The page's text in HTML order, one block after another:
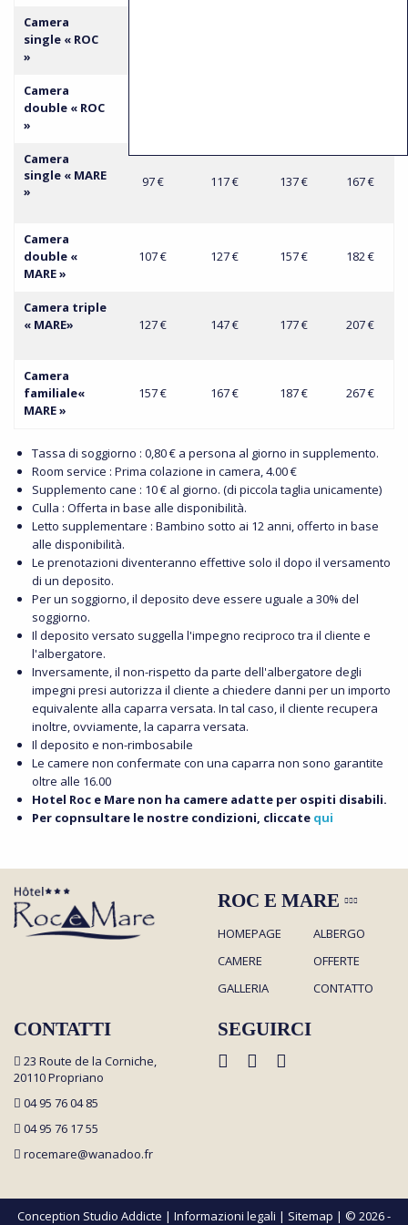
Camera
single « ROC
»
Camera
double « ROC
»
Camera
single « MARE
»
97 € 117 € 137 € 167 €
Camera
double «
MARE »
107 € 127 € 157 € 182 €
Camera triple
« MARE»
127 € 147 € 177 € 207 €
Camera
familiale«
MARE »
157 € 167 € 187 € 267 €
Tassa di soggiorno : 0,80 € a persona al giorno in supplemento.
Room service : Prima colazione in camera, 4.00 €
Supplemento cane : 10 € al giorno. (di piccola taglia unicamente)
Culla : Offerta in base alle disponibilità.
Letto supplementare : Bambino sotto ai 12 anni, offerto in base
alle disponibilità.
Le prenotazioni diventeranno effettive solo il dopo il versamento
di un deposito.
Per un soggiorno, il deposito deve essere uguale a 30% del
soggiorno.
Il deposito versato suggella l'impegno reciproco tra il cliente e
l'albergatore.
Inversamente, il non-rispetto da parte dell'albergatore degli
impegni presi autorizza il cliente a chiedere danni per un importo
equivalente alla caparra versata. In tal caso, il cliente recupera
inoltre, ovviamente, la caparra versata.
Il deposito e non-rimbosabile
Le camere non confermate con una caparra non sono garantite
oltre alle 16.00
Hotel Roc e Mare non ha camere adatte per ospiti disabili.
Per copnsultare le nostre condizioni, cliccate qui
ROC E MARE
HOMEPAGE
ALBERGO
CAMERE
OFFERTE
GALLERIA
CONTATTO
CONTATTI
23 Route de la Corniche,
20110 Propriano
04 95 76 04 85
04 95 76 17 55
rocemare@wanadoo.fr
SEGUIRCI
Conception Studio Addicte | Informazioni legali | Sitemap | © 2026 -